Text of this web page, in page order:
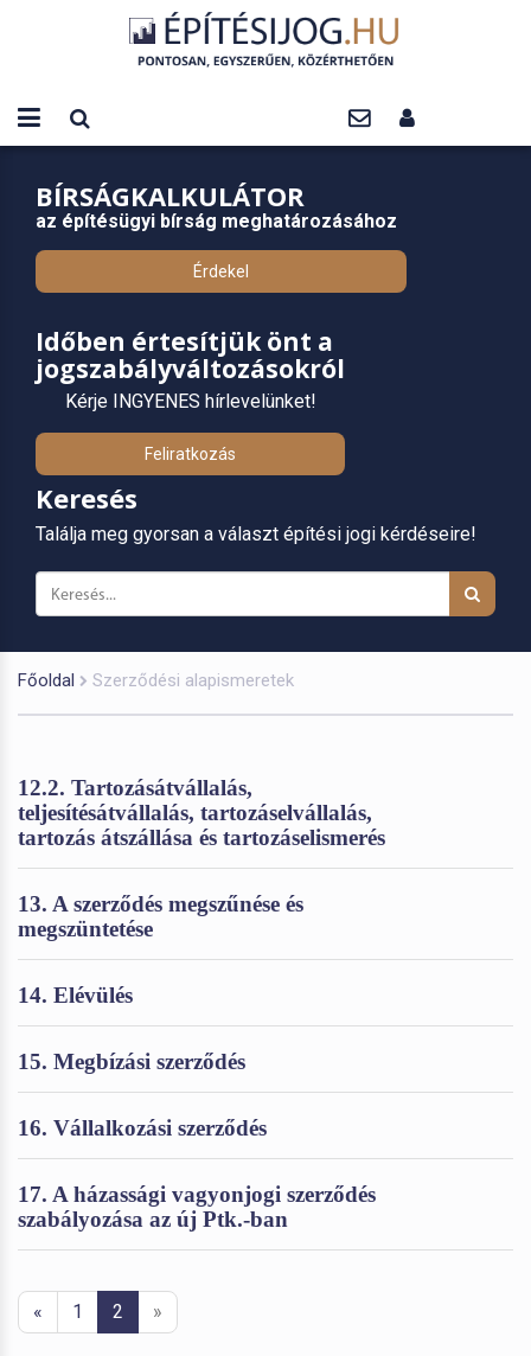
BÍRSÁGKALKULÁTOR
az építésügyi bírság meghatározásához
Érdekel
Időben értesítjük önt a
jogszabályváltozásokról
Kérje INGYENES hírlevelünket!
Feliratkozás
Keresés
Találja meg gyorsan a választ építési jogi kérdéseire!
Főoldal Szerződési alapismeretek
12.2. Tartozásátvállalás,
teljesítésátvállalás, tartozáselvállalás,
tartozás átszállása és tartozáselismerés
13. A szerződés megszűnése és
megszüntetése
14. Elévülés
15. Megbízási szerződés
16. Vállalkozási szerződés
17. A házassági vagyonjogi szerződés
szabályozása az új Ptk.-ban
« 1 2 »